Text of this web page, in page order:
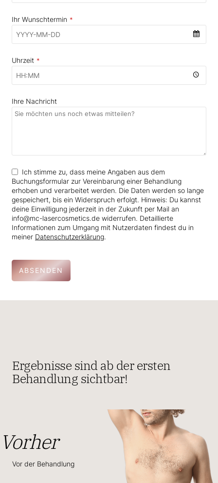
Ihr Wunschtermin *
Uhrzeit *
Ihre Nachricht
Email *
Ich stimme zu, dass meine Angaben aus dem
Buchungsformular zur Vereinbarung einer Behandlung
erhoben und verarbeitet werden. Die Daten werden so lange
gespeichert, bis ein Widerspruch erfolgt. Hinweis: Du kannst
deine Einwilligung jederzeit in der Zukunft per Mail an
info@mc-lasercosmetics.de widerrufen. Detaillierte
Informationen zum Umgang mit Nutzerdaten findest du in
meiner Datenschutzerklärung.
ABSENDEN
Ergebnisse sind ab der ersten
Behandlung sichtbar!
Vorher
Vor der Behandlung